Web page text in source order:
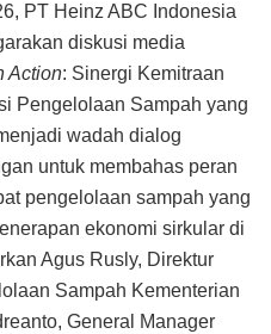
PT Heinz ABC Indonesia
diskusi media
Action: Sinergi Kemitraan
Pengelolaan Sampah yang
wadah dialog
untuk membahas peran
pengelolaan sampah yang
ekonomi sirkular di
Agus Rusly, Direktur
Sampah Kementerian
General Manager